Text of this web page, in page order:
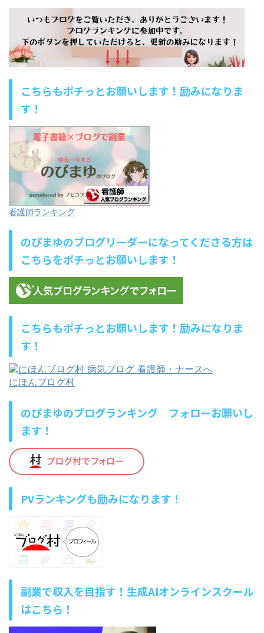
こちらもポチっとお願いします！励みになりま
す！
看護師ランキング
のぴまゆのブログリーダーになってくださる方は
こちらをポチっとお願いします！
こちらもポチっとお願いします！励みになりま
す！
にほんブログ村
のぴまゆのブログランキング フォローお願いし
ます！
PVランキングも励みになります！
副業で収入を目指す！生成AIオンラインスクール
はこちら！